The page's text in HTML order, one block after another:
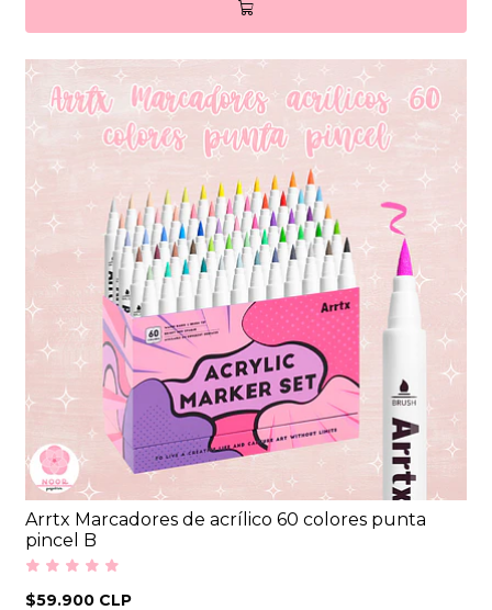
Arrtx Marcadores de acrílico 60 colores punta
pincel B
$59.900 CLP